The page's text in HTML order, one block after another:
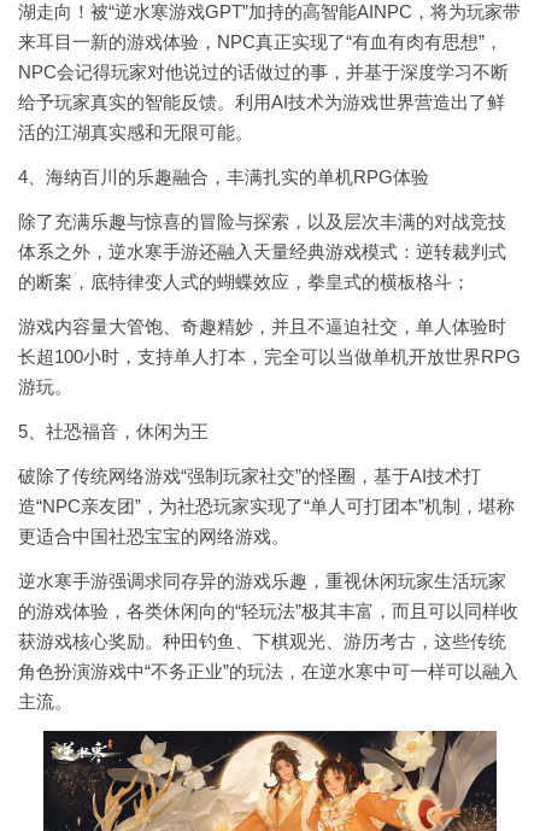
湖走向！被“逆水寒游戏GPT”加持的高智能AINPC，将为玩家带
来耳目一新的游戏体验，NPC真正实现了“有血有肉有思想”，
NPC会记得玩家对他说过的话做过的事，并基于深度学习不断
给予玩家真实的智能反馈。利用AI技术为游戏世界营造出了鲜
活的江湖真实感和无限可能。
4、海纳百川的乐趣融合，丰满扎实的单机RPG体验
除了充满乐趣与惊喜的冒险与探索，以及层次丰满的对战竞技
体系之外，逆水寒手游还融入天量经典游戏模式：逆转裁判式
的断案，底特律变人式的蝴蝶效应，拳皇式的横板格斗；
游戏内容量大管饱、奇趣精妙，并且不逼迫社交，单人体验时
长超100小时，支持单人打本，完全可以当做单机开放世界RPG
游玩。
5、社恐福音，休闲为王
破除了传统网络游戏“强制玩家社交”的怪圈，基于AI技术打
造“NPC亲友团”，为社恐玩家实现了“单人可打团本”机制，堪称
更适合中国社恐宝宝的网络游戏。
逆水寒手游强调求同存异的游戏乐趣，重视休闲玩家生活玩家
的游戏体验，各类休闲向的“轻玩法”极其丰富，而且可以同样收
获游戏核心奖励。种田钓鱼、下棋观光、游历考古，这些传统
角色扮演游戏中“不务正业”的玩法，在逆水寒中可一样可以融入
主流。